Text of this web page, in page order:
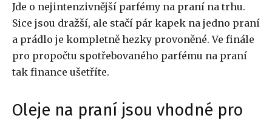
Jde o nejintenzivnější parfémy na praní na trhu.
Sice jsou dražší, ale stačí pár kapek na jedno praní
a prádlo je kompletně hezky provoněné. Ve finále
pro propočtu spotřebovaného parfému na praní
tak finance ušetříte.
Oleje na praní jsou vhodné pro